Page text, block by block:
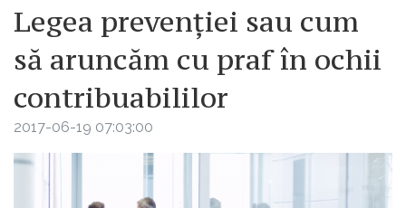
Legea prevenției sau cum
să aruncăm cu praf în ochii
contribuabililor
2017-06-19 07:03:00